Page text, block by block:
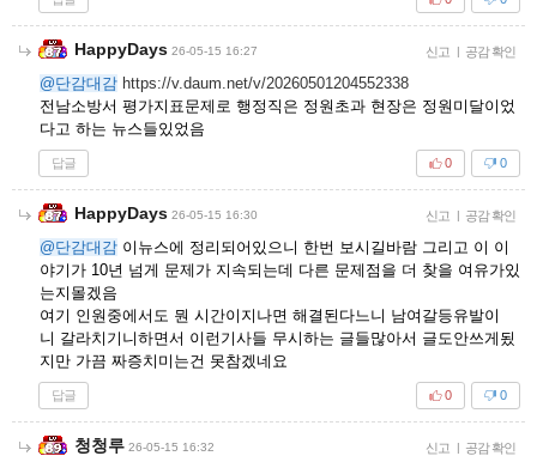
HappyDays 26-05-15 16:27 신고 | 공감 확인
@단감대감 https://v.daum.net/v/20260501204552338
전남소방서 평가지표문제로 행정직은 정원초과 현장은 정원미달이었
다고 하는 뉴스들있었음
답글 0
0
HappyDays 26-05-15 16:30 신고 | 공감 확인
@단감대감 이뉴스에 정리되어있으니 한번 보시길바람 그리고 이 이
야기가 10년 넘게 문제가 지속되는데 다른 문제점을 더 찾을 여유가있
는지몰겠음
여기 인원중에서도 뭔 시간이지나면 해결된다느니 남여갈등유발이
니 갈라치기니하면서 이런기사들 무시하는 글들많아서 글도안쓰게됬
지만 가끔 짜증치미는건 못참겠네요
답글 0
0
청청루 26-05-15 16:32 신고 | 공감 확인